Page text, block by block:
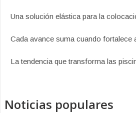
Una solución elástica para la
Cada avance suma cuando fortalece
La tendencia que transforma las
Noticias populares